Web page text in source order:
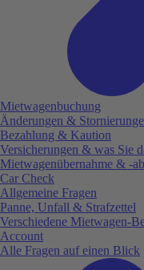
Mietwagenbuchung
Änderungen &
Bezahlung & Kaution
Versicherungen & was Sie
Mietwagenübernahme & -
Car Check
Allgemeine Fragen
Panne, Unfall & Strafzettel
Verschiedene Mietwagen-
Account
Alle Fragen auf einen Blick